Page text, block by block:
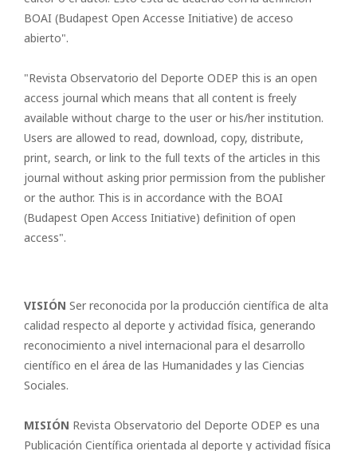
BOAI (Budapest Open Accesse Initiative) de acceso
abierto".
"Revista Observatorio del Deporte ODEP this is an open
access journal which means that all content is freely
available without charge to the user or his/her institution.
Users are allowed to read, download, copy, distribute,
print, search, or link to the full texts of the articles in this
journal without asking prior permission from the publisher
or the author. This is in accordance with the BOAI
(Budapest Open Access Initiative) definition of open
access".
VISIÓN Ser reconocida por la producción científica de alta
calidad respecto al deporte y actividad física, generando
reconocimiento a nivel internacional para el desarrollo
científico en el área de las Humanidades y las Ciencias
Sociales.
MISIÓN Revista Observatorio del Deporte ODEP es una
Publicación Científica orientada al deporte y actividad física